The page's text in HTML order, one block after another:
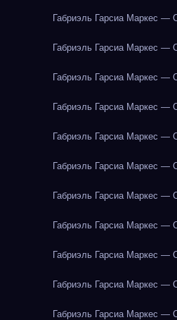
Габриэль Гарсиа Маркес —
Габриэль Гарсиа Маркес —
Габриэль Гарсиа Маркес —
Габриэль Гарсиа Маркес —
Габриэль Гарсиа Маркес —
Габриэль Гарсиа Маркес —
Габриэль Гарсиа Маркес —
Габриэль Гарсиа Маркес —
Габриэль Гарсиа Маркес —
Габриэль Гарсиа Маркес —
Габриэль Гарсиа Маркес —